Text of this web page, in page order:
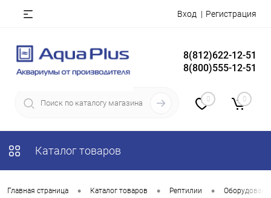
Вход Регистрация
8(812)622-12-51
8(800)555-12-51
0 0
Каталог товаров
Главная страница • Каталог товаров • Рептилии •